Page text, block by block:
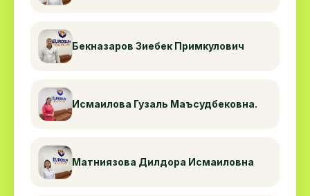
Бекназаров Зиебек Примкулович
Исмаилова Гузаль Маъсудбековна.
Матниязова Дилдора Исмаиловна